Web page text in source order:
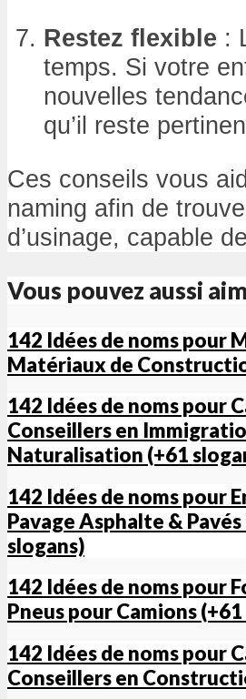
Restez flexible :
temps. Si votre
nouvelles
qu’il reste
Ces conseils vous
naming afin de
d’usinage, capable
Vous pouvez aussi
142 Idées de noms pour
Matériaux de
142 Idées de noms pour
Conseillers en
Naturalisation (+61
142 Idées de noms pour
Pavage Asphalte & Pavés
slogans)
142 Idées de noms pour
Pneus pour Camions
142 Idées de noms pour
Conseillers en